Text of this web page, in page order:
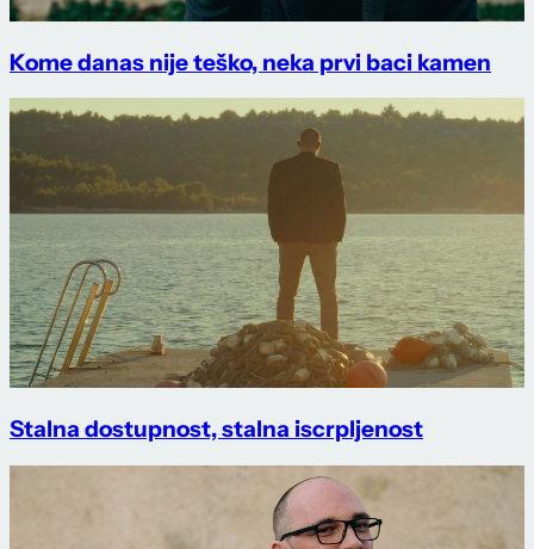
Kome danas nije teško, neka prvi baci kamen
Stalna dostupnost, stalna iscrpljenost